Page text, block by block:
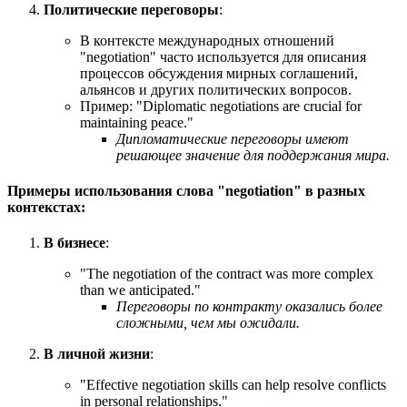
Политические переговоры:
В контексте международных отношений
"negotiation" часто используется для описания
процессов обсуждения мирных соглашений,
альянсов и других политических вопросов.
Пример: "Diplomatic negotiations are crucial for
maintaining peace."
Дипломатические переговоры имеют
решающее значение для поддержания мира.
Примеры использования слова "negotiation" в разных
контекстах:
В бизнесе:
"The negotiation of the contract was more complex
than we anticipated."
Переговоры по контракту оказались более
сложными, чем мы ожидали.
В личной жизни:
"Effective negotiation skills can help resolve conflicts
in personal relationships."